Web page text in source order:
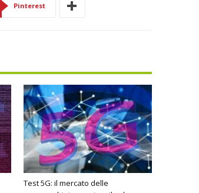
Pinterest
Test 5G: il mercato delle